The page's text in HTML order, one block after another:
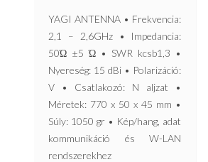
YAGI ANTENNA • Frekvencia:
2,1 – 2,6GHz • Impedancia:
50Ώ ±5 Ώ • SWR kcsb1,3 •
Nyereség: 15 dBi • Polarizáció:
V • Csatlakozó: N aljzat •
Méretek: 770 x 50 x 45 mm •
Súly: 1050 gr • Kép/hang, adat
kommunikáció és W-LAN
rendszerekhez